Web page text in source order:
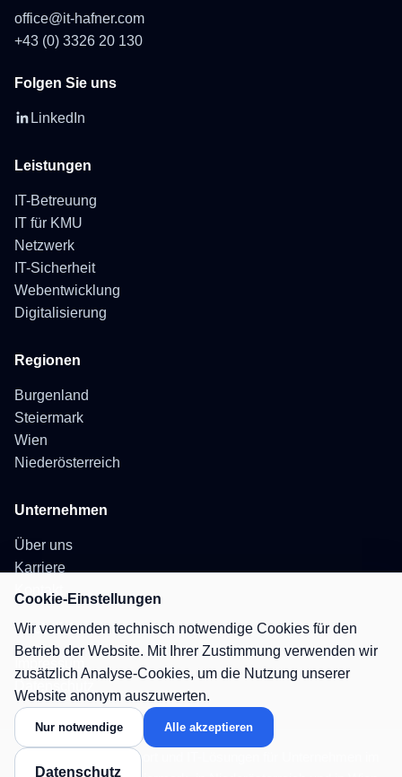
office@it-hafner.com
+43 (0) 3326 20 130
Folgen Sie uns
LinkedIn
Leistungen
IT-Betreuung
IT für KMU
Netzwerk
IT-Sicherheit
Webentwicklung
Digitalisierung
Regionen
Burgenland
Steiermark
Wien
Niederösterreich
Unternehmen
Über uns
Karriere
Kontakt
Rechtliches
IT-Betreuung, IT-Support und IT-Lösungen für Unternehmen im
Cookie-Einstellungen
Wir verwenden technisch notwendige Cookies für den
Betrieb der Website. Mit Ihrer Zustimmung verwenden wir
zusätzlich Analyse-Cookies, um die Nutzung unserer
Website anonym auszuwerten.
Nur notwendige Alle akzeptieren
Datenschutz